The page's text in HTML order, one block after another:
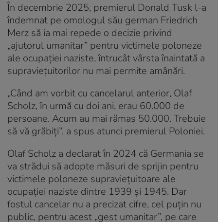
În decembrie 2025, premierul Donald Tusk l-a
îndemnat pe omologul său german Friedrich
Merz să ia mai repede o decizie privind
„ajutorul umanitar” pentru victimele poloneze
ale ocupației naziste, întrucât vârsta înaintată a
supraviețuitorilor nu mai permite amânări.
„Când am vorbit cu cancelarul anterior, Olaf
Scholz, în urmă cu doi ani, erau 60.000 de
persoane. Acum au mai rămas 50.000. Trebuie
să vă grăbiți”, a spus atunci premierul Poloniei.
Olaf Scholz a declarat în 2024 că Germania se
va strădui să adopte măsuri de sprijin pentru
victimele poloneze supraviețuitoare ale
ocupației naziste dintre 1939 și 1945. Dar
fostul cancelar nu a precizat cifre, cel puțin nu
public, pentru acest „gest umanitar”, pe care